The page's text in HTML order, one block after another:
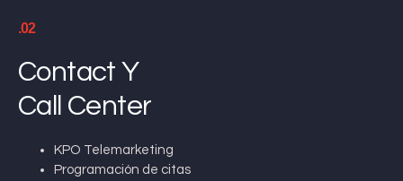
.02
Contact Y
Call Center
KPO Telemarketing
Programación de citas